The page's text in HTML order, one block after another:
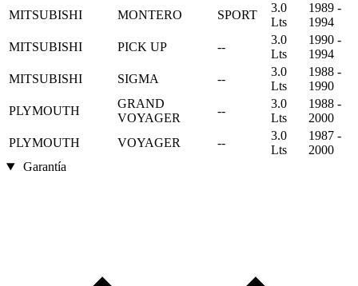
MITSUBISHI
MONTERO SPORT
3.0
Lts
1989 -
1994
MITSUBISHI
PICK UP --
3.0
Lts
1990 -
1994
MITSUBISHI
SIGMA --
3.0
Lts
1988 -
1990
PLYMOUTH
GRAND
VOYAGER
--
3.0
Lts
1988 -
2000
PLYMOUTH
VOYAGER --
3.0
Lts
1987 -
2000
Garantía